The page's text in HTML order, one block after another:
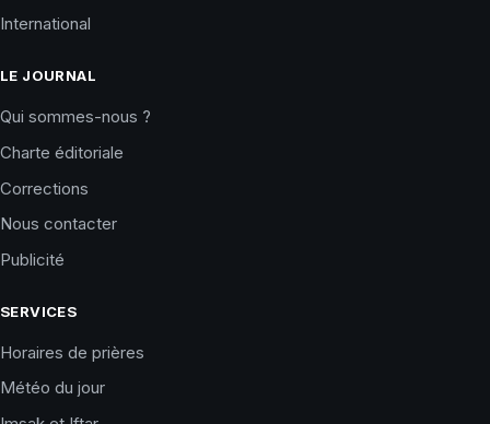
International
LE JOURNAL
Qui sommes-nous ?
Charte éditoriale
Corrections
Nous contacter
Publicité
SERVICES
Horaires de prières
Météo du jour